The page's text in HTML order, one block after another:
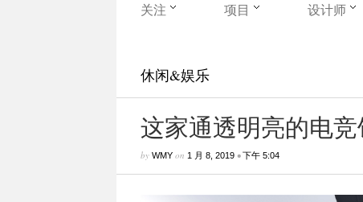
关注 项目 设计师
休闲&娱乐
这家通透明亮的电
by WMYon 1 月 8, 2019•下午 5:04